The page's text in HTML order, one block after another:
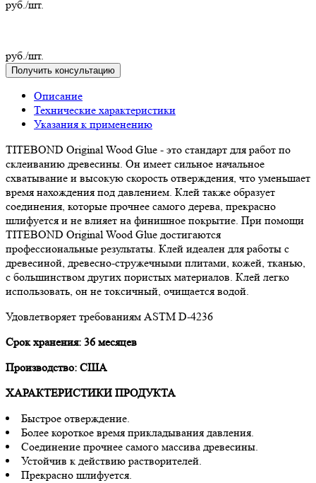
руб./шт.
руб./шт.
Получить консультацию
Описание
Технические характеристики
Указания к применению
TITEBOND Original Wood Glue - это стандарт для работ по
склеиванию древесины. Он имеет сильное начальное
схватывание и высокую скорость отверждения, что уменьшает
время нахождения под давлением. Клей также образует
соединения, которые прочнее самого дерева, прекрасно
шлифуется и не влияет на финишное покрытие. При помощи
TITEBOND Original Wood Glue достигаются
профессиональные результаты. Клей идеален для работы с
древесиной, древесно-стружечными плитами, кожей, тканью,
с большинством других пористых материалов. Клей легко
использовать, он не токсичный, очищается водой.
Удовлетворяет требованиям ASTM D-4236
Срок хранения: 36 месяцев
Производство: США
ХАРАКТЕРИСТИКИ ПРОДУКТА
Быстрое отверждение.
Более короткое время прикладывания давления.
Соединение прочнее самого массива древесины.
Устойчив к действию растворителей.
Прекрасно шлифуется.